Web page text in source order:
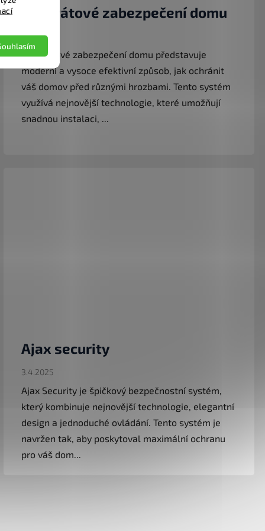
Bezdrátové zabezpečení domu
24.4.2025
Bezdrátové zabezpečení domu představuje
moderní a vysoce efektivní způsob, jak ochránit
váš domov před různými hrozbami. Tento systém
využívá nejnovější technologie, které umožňují
snadnou instalaci, ...
Ajax security
3.4.2025
Ajax Security je špičkový bezpečnostní systém,
který kombinuje nejnovější technologie, elegantní
design a jednoduché ovládání. Tento systém je
navržen tak, aby poskytoval maximální ochranu
pro váš dom...